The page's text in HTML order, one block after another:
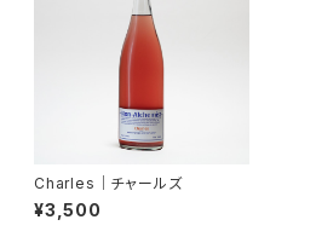
Charles│チャールズ
¥3,500